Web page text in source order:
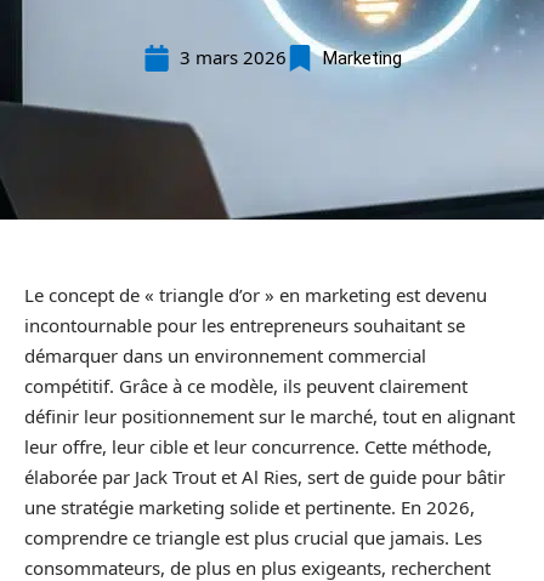
3 mars 2026 Marketing
Le concept de « triangle d’or » en marketing est devenu
incontournable pour les entrepreneurs souhaitant se
démarquer dans un environnement commercial
compétitif. Grâce à ce modèle, ils peuvent clairement
définir leur positionnement sur le marché, tout en alignant
leur offre, leur cible et leur concurrence. Cette méthode,
élaborée par Jack Trout et Al Ries, sert de guide pour bâtir
une stratégie marketing solide et pertinente. En 2026,
comprendre ce triangle est plus crucial que jamais. Les
consommateurs, de plus en plus exigeants, recherchent